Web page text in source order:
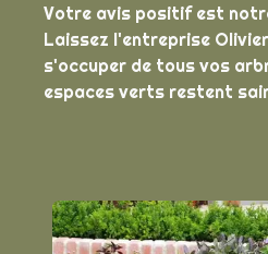
Votre avis positif est
Laissez l'entreprise
s'occuper de tous vos
espaces verts restent